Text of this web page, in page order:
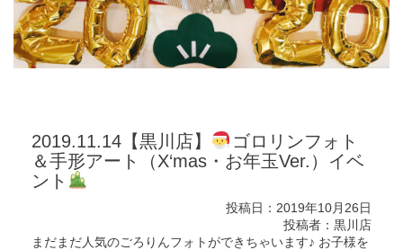
2019.11.14【黒川店】
ゴロリンフォト
＆手形アート（X‘mas・お年玉Ver.）イベ
ント
投稿日：2019年10月26日
投稿者：黒川店
まだまだ人気のごろりんフォトができちゃいます♪ お子様を